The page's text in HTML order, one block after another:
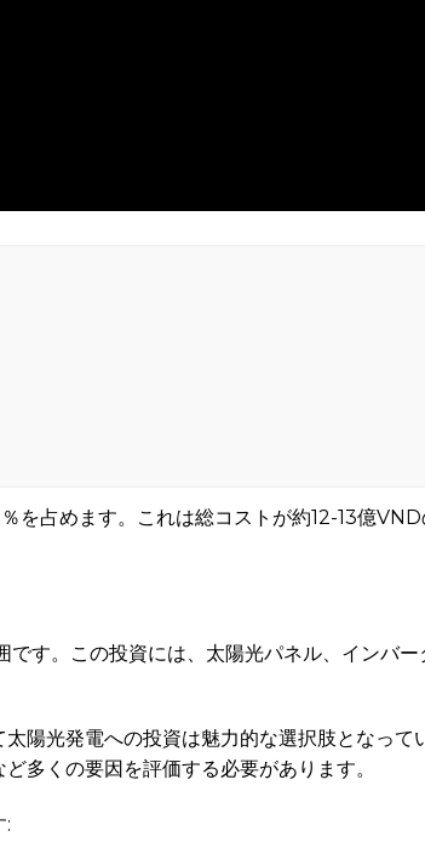
を占めます。これは総コストが約12-13億
です。この投資には、太陽光パネル、インバ
陽光発電への投資は魅力的な選択肢となって
多くの要因を評価する必要があります。
: